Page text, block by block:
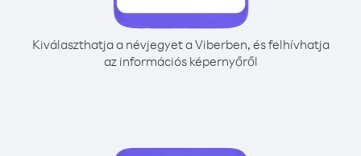
Kiválaszthatja a névjegyet a Viberben, és felhívhatja
az információs képernyőről